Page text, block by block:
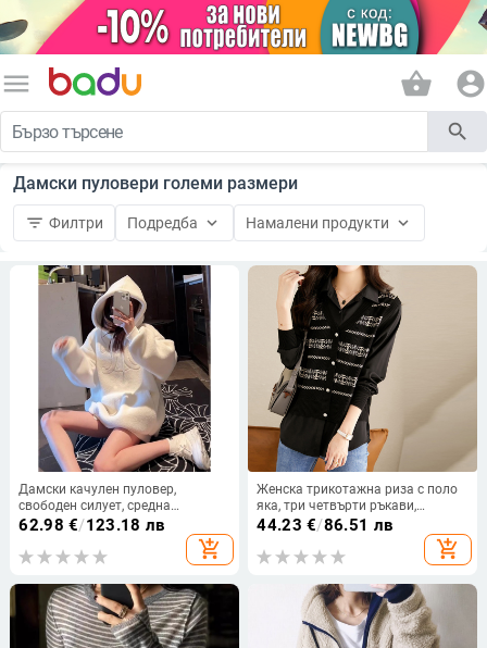
menu shopping_basket account_circle
search
Дамски пуловери големи размери
filter_list Филтри Подредба keyboard_arrow_down Намалени продукти keyboard_arrow_down
Дамски качулен пуловер,
свободен силует, средна
дължина, дебело флисово
62.98 €/123.18 лв
add_shopping_cart
Женска трикотажна риза с поло
яка, три четвърти ръкави,
принцес ръкави, прав силует,
обикновен стил (50–65 см),
основен плат: спандекс >95%
44.23 €/86.51 лв
add_shopping_cart